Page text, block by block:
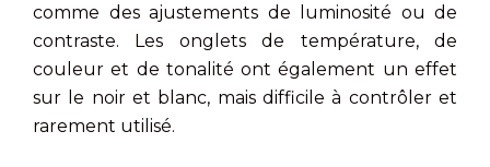
comme des ajustements de luminosité ou de
contraste. Les onglets de température, de
couleur et de tonalité ont également un effet
sur le noir et blanc, mais difficile à contrôler et
rarement utilisé.